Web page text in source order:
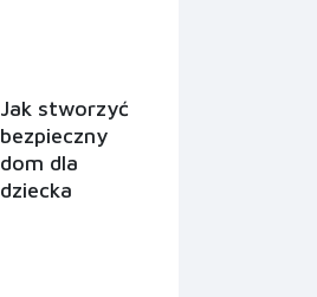
Jak stworzyć
bezpieczny
dom dla
dziecka